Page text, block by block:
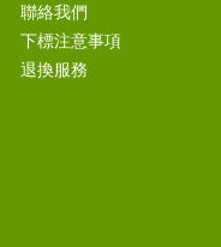
聯絡我們
下標注意事項
退換服務